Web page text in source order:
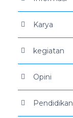
Karya
kegiatan
Opini
Pendidikan